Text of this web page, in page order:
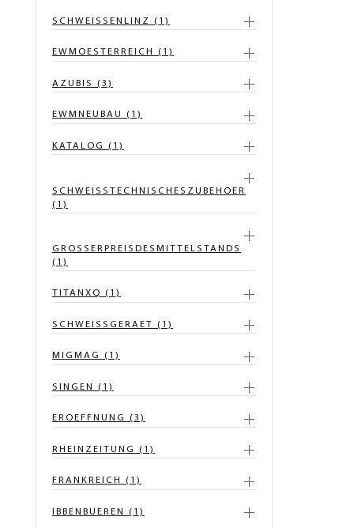
SCHWEISSENLINZ (1)
EWMOESTERREICH (1)
AZUBIS (3)
EWMNEUBAU (1)
KATALOG (1)
SCHWEISSTECHNISCHESZUBEHOER
(1)
GROSSERPREISDESMITTELSTANDS
(1)
TITANXQ (1)
SCHWEISSGERAET (1)
MIGMAG (1)
SINGEN (1)
EROEFFNUNG (3)
RHEINZEITUNG (1)
FRANKREICH (1)
IBBENBUEREN (1)